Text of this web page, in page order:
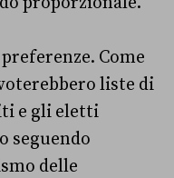
Come
liste di
e gli eletti
seguendo
delle